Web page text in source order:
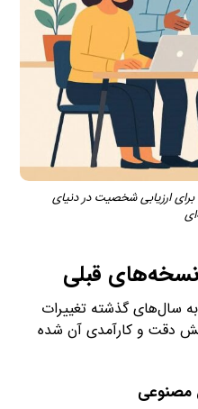
کامل برای ارزیابی شخصیت در دنیای
به سال‌های گذشته تغییرات
دقت و کارآمدی آن شده